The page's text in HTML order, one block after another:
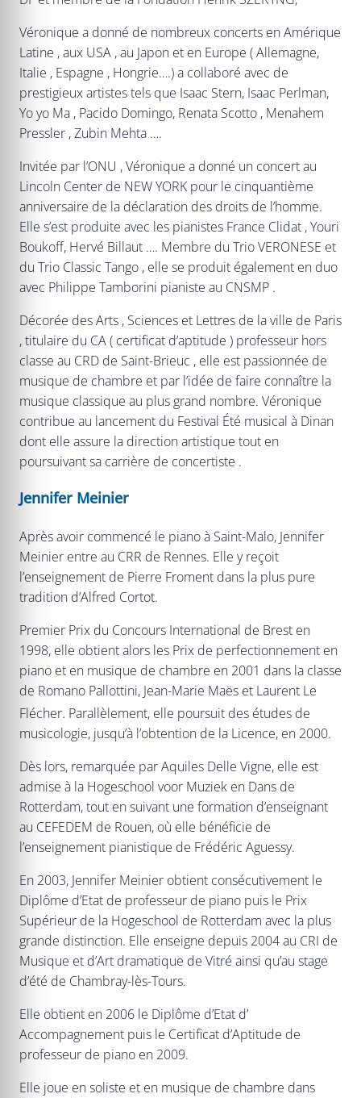
Véronique a donné de nombreux concerts en Amérique
Latine , aux USA , au Japon et en Europe ( Allemagne,
Italie , Espagne , Hongrie….) a collaboré avec de
prestigieux artistes tels que Isaac Stern, Isaac Perlman,
Yo yo Ma , Pacido Domingo, Renata Scotto , Menahem
Pressler , Zubin Mehta ….
Invitée par l’ONU , Véronique a donné un concert au
Lincoln Center de NEW YORK pour le cinquantième
anniversaire de la déclaration des droits de l’homme.
Elle s’est produite avec les pianistes France Clidat , Youri
Boukoff, Hervé Billaut …. Membre du Trio VERONESE et
du Trio Classic Tango , elle se produit également en duo
avec Philippe Tamborini pianiste au CNSMP .
Décorée des Arts , Sciences et Lettres de la ville de Paris
, titulaire du CA ( certificat d’aptitude ) professeur hors
classe au CRD de Saint-Brieuc , elle est passionnée de
musique de chambre et par l’idée de faire connaître la
musique classique au plus grand nombre. Véronique
contribue au lancement du Festival Été musical à Dinan
dont elle assure la direction artistique tout en
poursuivant sa carrière de concertiste .
Jennifer Meinier
Après avoir commencé le piano à Saint-Malo, Jennifer
Meinier entre au CRR de Rennes. Elle y reçoit
l’enseignement de Pierre Froment dans la plus pure
tradition d’Alfred Cortot.
Premier Prix du Concours International de Brest en
1998, elle obtient alors les Prix de perfectionnement en
piano et en musique de chambre en 2001 dans la classe
de Romano Pallottini, Jean-Marie Maës et Laurent Le
Flécher. Parallèlement, elle poursuit des études de
musicologie, jusqu’à l’obtention de la Licence, en 2000.
Dès lors, remarquée par Aquiles Delle Vigne, elle est
admise à la Hogeschool voor Muziek en Dans de
Rotterdam, tout en suivant une formation d’enseignant
au CEFEDEM de Rouen, où elle bénéficie de
l’enseignement pianistique de Frédéric Aguessy.
En 2003, Jennifer Meinier obtient consécutivement le
Diplôme d’Etat de professeur de piano puis le Prix
Supérieur de la Hogeschool de Rotterdam avec la plus
grande distinction. Elle enseigne depuis 2004 au CRI de
Musique et d’Art dramatique de Vitré ainsi qu’au stage
d’été de Chambray-lès-Tours.
Elle obtient en 2006 le Diplôme d’Etat d’
Accompagnement puis le Certificat d’Aptitude de
professeur de piano en 2009.
Elle joue en soliste et en musique de chambre dans